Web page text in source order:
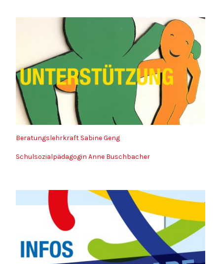
Beratungslehrkraft Sabine Geng
Schulsozialpädagogin Anne Buschbacher